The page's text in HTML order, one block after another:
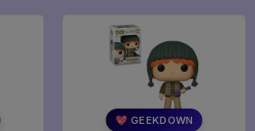
💖 GEEKDOWN